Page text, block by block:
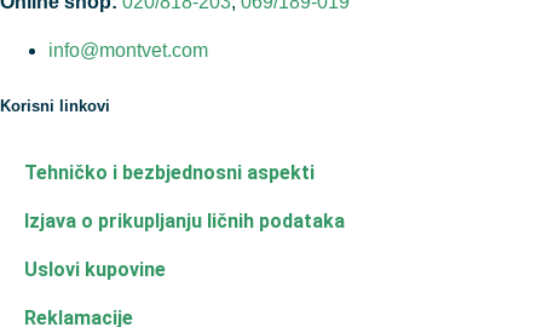
info@montvet.com
Korisni linkovi
Tehničko i bezbjednosni aspekti
Izjava o prikupljanju ličnih podataka
Uslovi kupovine
Reklamacije